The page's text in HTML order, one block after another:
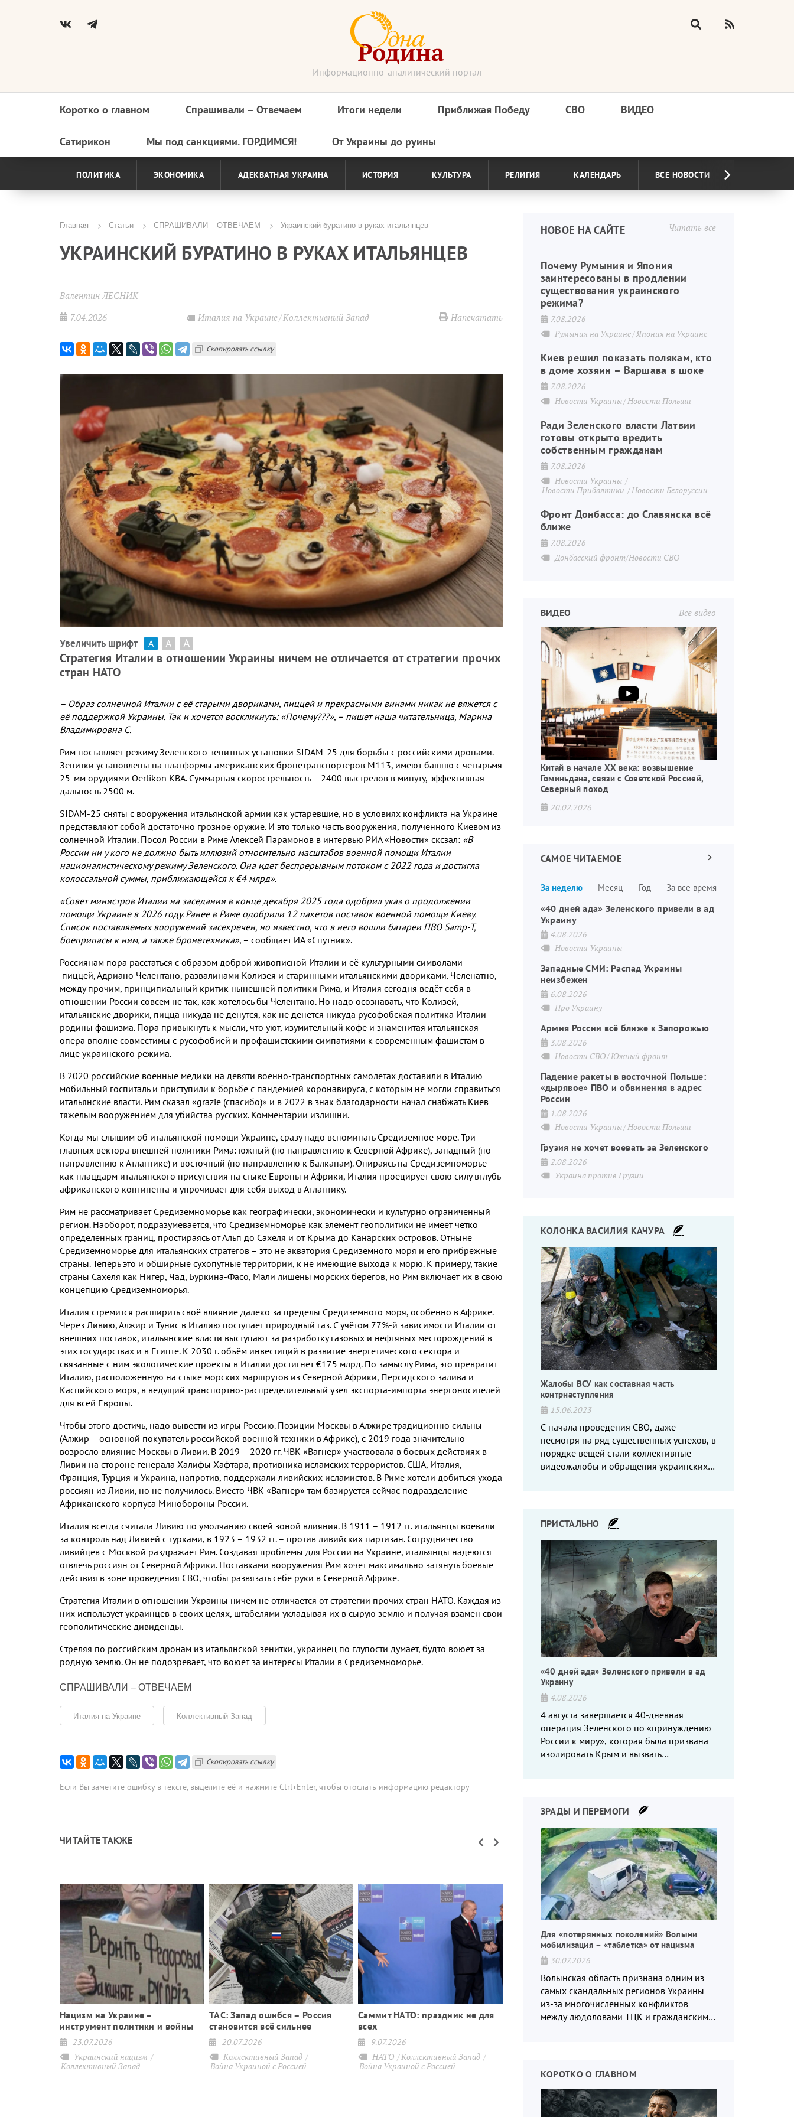
Информационно-аналитический портал
Основная
навигация
Коротко о главном Спрашивали – Отвечаем Итоги недели Приближая Победу СВО ВИДЕО
Сатирикон Мы под санкциями. ГОРДИМСЯ! От Украины до руины
ПОЛИТИКА ЭКОНОМИКА АДЕКВАТНАЯ УКРАИНА ИСТОРИЯ КУЛЬТУРА РЕЛИГИЯ КАЛЕНДАРЬ ВСЕ НОВОСТИ
Строка
навигации
Главная Статьи СПРАШИВАЛИ – ОТВЕЧАЕМ Украинский буратино в руках итальянцев
УКРАИНСКИЙ БУРАТИНО В РУКАХ ИТАЛЬЯНЦЕВ
Валентин ЛЕСНИК
7.04.2026
Италия на Украине Коллективный Запад Напечатать
Скопировать ссылку
Увеличить шрифт А А
А
Стратегия Италии в отношении Украины ничем не отличается от стратегии прочих
стран НАТО
– Образ солнечной Италии с её старыми двориками, пиццей и прекрасными винами никак не вяжется с
её поддержкой Украины. Так и хочется воскликнуть: «Почему???», – пишет наша читательница, Марина
Владимировна С.
Рим поставляет режиму Зеленского зенитных установки SIDAM-25 для борьбы с российскими дронами.
Зенитки установлены на платформы американских бронетранспортеров M113, имеют башню с четырьмя
25-мм орудиями Oerlikon KBA. Суммарная скорострельность – 2400 выстрелов в минуту, эффективная
дальность 2500 м.
SIDAM-25 сняты с вооружения итальянской армии как устаревшие, но в условиях конфликта на Украине
представляют собой достаточно грозное оружие. И это только часть вооружения, полученного Киевом из
солнечной Италии. Посол России в Риме Алексей Парамонов в интервью РИА «Новости» сксзал: «В
России ни у кого не должно быть иллюзий относительно масштабов военной помощи Италии
националистическому режиму Зеленского. Она идет беспрерывным потоком с2022 года и достигла
колоссальной суммы, приближающейся к €4 млрд».
«Совет министров Италии на заседании в конце декабря 2025 года одобрил указ о продолжении
помощи Украине в 2026 году. Ранее в Риме одобрили 12 пакетов поставок военной помощи Киеву.
Список поставляемых вооружений засекречен, но известно, что в него вошли батареи ПВО Samp-T,
боеприпасы к ним, а также бронетехника», – сообщает ИА «Спутник».
Россиянам пора расстаться с образом доброй живописной Италии и её культурными символами –
пиццей,Адриано Челентано, развалинами Колизея и старинными итальянскими двориками. Челенатно,
между прочим, принципиальный критик нынешней политики Рима, и Италия сегодня ведёт себя в
отношении России совсем не так, как хотелось бы Челентано. Но надо осознавать, что Колизей,
итальянские дворики, пицца никуда не денутся, как не денется никуда русофобская политика Италии –
родины фашизма. Пора привыкнуть к мысли, что уют, изумительный кофе и знаменитая итальянская
опера вполне совместимы с русофобией и профашистскими симпатиями к современным фашистам в
лице украинского режима.
В 2020 российские военные медики на девяти военно-транспортных самолётах доставили в Италию
мобильный госпиталь и приступили к борьбе с пандемией коронавируса, с которым не могли справиться
итальянские власти. Рим сказал «grazie (спасибо)» и в 2022 в знак благодарности начал снабжать Киев
тяжёлым вооружением для убийства русских. Комментарии излишни.
Когда мы слышим об итальянской помощи Украине, сразу надо вспоминать Средиземное море.Три
главных вектора внешней политики Рима: южный (по направлению к Северной Африке), западный (по
направлению к Атлантике) и восточный (по направлению к Балканам).Опираясь на Средиземноморье
как плацдарм итальянского присутствия на стыке Европы и Африки, Италия проецирует свою силу вглубь
африканского континента и упрочивает для себя выход в Атлантику.
Рим не рассматривает Средиземноморье как географически, экономически и культурно ограниченный
регион. Наоборот, подразумевается, что Средиземноморье как элемент геополитики не имеет чётко
определённых границ, простираясь от Альп до Сахеля и от Крыма до Канарских островов.Отныне
Средиземноморье для итальянских стратегов – это не акватория Средиземного моря и его прибрежные
страны.Теперь это и обширные сухопутные территории, к не имеющие выхода к морю. К примеру, такие
страны Сахеля как Нигер, Чад, Буркина-Фасо, Мали лишены морских берегов, но Рим включает их в свою
концепцию Средиземноморья.
Италия стремится расширить своё влияние далеко за пределы Средиземного моря, особенно в Африке.
Через Ливию,Алжир и Тунис в Италию поступает природный газ. С учётом 77%-й зависимости Италии от
внешних поставок, итальянские власти выступают за разработку газовых и нефтяных месторождений в
этих государствах и в Египте. К 2030 г.объём инвестиций в развитие энергетического сектора и
связанные с ним экологические проекты в Италии достигнет €175 млрд. По замыслу Рима, это превратит
Италию, расположенную на стыке морских маршрутов из Северной Африки, Персидского залива и
Каспийского моря, в ведущий транспортно-распределительный узел экспорта-импорта энергоносителей
для всей Европы.
Чтобы этого достичь, надо вывести из игры Россию. Позиции Москвы в Алжире традиционно сильны
(Алжир – основной покупатель российской военной техники в Африке), с 2019 года значительно
возросло влияние Москвы в Ливии. В 2019 – 2020 гг. ЧВК «Вагнер» участвовала в боевых действиях в
Ливии на стороне генерала Халифы Хафтара, противника исламских террористов. США, Италия,
Франция, Турция и Украина, напротив, поддержали ливийских исламистов. В Риме хотели добиться ухода
россиян из Ливии, но не получилось. Вместо ЧВК «Вагнер» там базируется сейчас подразделение
Африканского корпуса Минобороны России.
Италия всегда считала Ливию по умолчанию своей зоной влияния. В 1911 – 1912 гг. итальянцы воевали
за контроль над Ливией с турками, в 1923 – 1932 гг.– против ливийских партизан. Сотрудничество
ливийцев с Москвой раздражает Рим. Создавая проблемы для России на Украине, итальянцы надеются
отвлечь россиян от Северной Африки. Поставками вооружения Рим хочет максимально затянуть боевые
действия в зоне проведения СВО, чтобы развязать себе руки в Северной Африке.
Стратегия Италии в отношении Украины ничем не отличается от стратегии прочих стран НАТО. Каждая из
них использует украинцев в своих целях, штабелями укладывая их в сырую землю и получая взамен свои
геополитические дивиденды.
Стреляя по российским дронам из итальянской зенитки, украинец по глупости думает, будто воюет за
родную землю.Он не подозревает, что воюет за интересы Италии в Средиземноморье.
СПРАШИВАЛИ – ОТВЕЧАЕМ
Италия на Украине Коллективный Запад
Скопировать ссылку
Если Вы заметите ошибку в тексте, выделите её и нажмите Ctrl+Enter, чтобы отослать информацию редактору
ЧИТАЙТЕ ТАКЖЕ
Нацизм на Украине –
инструмент политики и войны
23.07.2026
Украинский нацизм
Коллективный Запад
ТАС: Запад ошибся – Россия
становится всё сильнее
20.07.2026
Коллективный Запад
Война Украиной с Россией
Саммит НАТО: праздник не для
всех
9.07.2026
НАТО
Коллективный Запад
Война Украиной с Россией
Читать все
НОВОЕ НА САЙТЕ
Почему Румыния и Япония
заинтересованы в продлении
существования украинского
режима?
7.08.2026
Румыния на Украине Япония на Украине
Киев решил показать полякам, кто
в доме хозяин – Варшава в шоке
7.08.2026
Новости Украины Новости Польши
Ради Зеленского власти Латвии
готовы открыто вредить
собственным гражданам
7.08.2026
Новости Украины
Новости Прибалтики
Новости Белоруссии
Фронт Донбасса: до Славянска всё
ближе
7.08.2026
Донбасский фронт/Новости СВО
Все видео
ВИДЕО
Китай в начале XX века: возвышение
Гоминьдана, связи с Советской Россией,
Северный поход
20.02.2026
САМОЕ ЧИТАЕМОЕ
За неделю Месяц Год За все времястраниц
Следующая
«40 дней ада» Зеленского привели в ад
Украину
4.08.2026
Новости Украины
Западные СМИ: Распад Украины
неизбежен
6.08.2026
Про Украину
Армия России всё ближе к Запорожью
3.08.2026
Новости СВО Южный фронт
Падение ракеты в восточной Польше:
«дырявое» ПВО и обвинения в адрес
России
1.08.2026
Новости Украины Новости Польши
Грузия не хочет воевать за Зеленского
2.08.2026
Украина против Грузии
КОЛОНКА ВАСИЛИЯ КАЧУРА
Жалобы ВСУ как составная часть
контрнаступления
15.06.2023
С начала проведения СВО, даже
несмотря на ряд существенных успехов, в
порядке вещей стали коллективные
видеожалобы и обращения украинских
ПРИСТАЛЬНО
«40 дней ада» Зеленского привели в ад
Украину
4.08.2026
4 августа завершается 40-дневная
операция Зеленского по «принуждению
России к миру», которая была призвана
изолировать Крым и вызвать
ЗРАДЫ И ПЕРЕМОГИ
Для «потерянных поколений» Волыни
мобилизация – «таблетка» от нацизма
30.07.2026
Волынская область признана одним из
самых скандальных регионов Украины
из-за многочисленных конфликтов
между людоловами ТЦК и гражданским
КОРОТКО О ГЛАВНОМ